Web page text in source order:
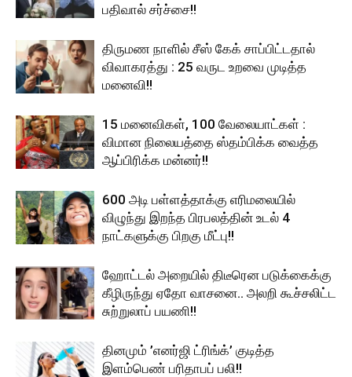
பதிவால் சர்ச்சை!!
திருமண நாளில் சீஸ் கேக் சாப்பிட்டதால்
விவாகரத்து : 25 வருட உறவை முடித்த
மனைவி!!
15 மனைவிகள், 100 வேலையாட்கள் :
விமான நிலையத்தை ஸ்தம்பிக்க வைத்த
ஆப்பிரிக்க மன்னர்!!
600 அடி பள்ளத்தாக்கு எரிமலையில்
விழுந்து இறந்த பிரபலத்தின் உடல் 4
நாட்களுக்கு பிறகு மீட்பு!!
ஹோட்டல் அறையில் திடீரென படுக்கைக்கு
கீழிருந்து ஏதோ வாசனை.. அலறி கூச்சலிட்ட
சுற்றுலாப் பயணி!!
தினமும் ’எனர்ஜி ட்ரிங்க்’ குடித்த
இளம்பெண் பரிதாபப் பலி!!